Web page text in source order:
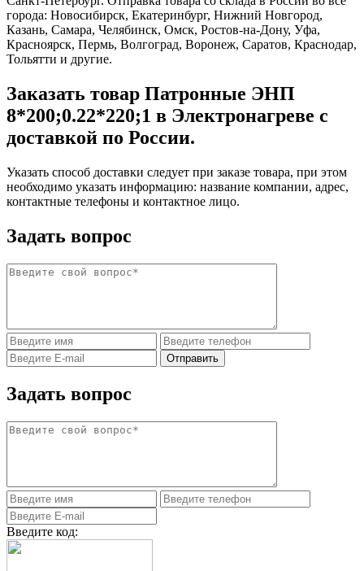
города: Новосибирск, Екатеринбург, Нижний Новгород,
Казань, Самара, Челябинск, Омск, Ростов-на-Дону, Уфа,
Красноярск, Пермь, Волгоград, Воронеж, Саратов, Краснодар,
Тольятти и другие.
Заказать товар Патронные ЭНП
8*200;0.22*220;1 в Электронагреве с
доставкой по России.
Указать способ доставки следует при заказе товара, при этом
необходимо указать информацию: название компании, адрес,
контактные телефоны и контактное лицо.
Задать вопрос
Задать вопрос
Введите код: